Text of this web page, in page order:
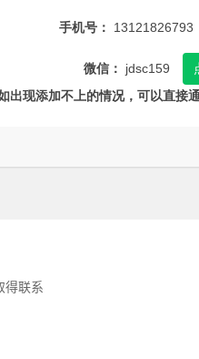
手机号： 13121826793
微信： jdsc159
出现添加不上的情况，可以直接